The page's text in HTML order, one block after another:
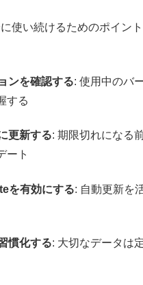
使い続けるためのポイン
ンを確認する: 使用中のバ
する
更新する: 期限切れになる
ート
を有効にする: 自動更新を
慣化する: 大切なデータは